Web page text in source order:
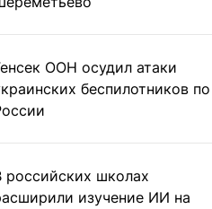
ООН осудил атаки
беспилотников по
российских школах
изучение ИИ на